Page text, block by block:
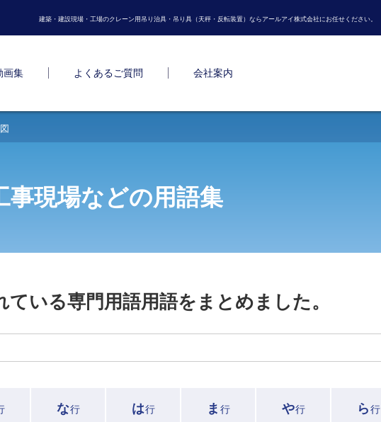
建築・建設現場・工場のクレーン用吊り治具・吊り具（天秤・反転装置）ならアールアイ株式会社にお任せください。
画集 よくあるご質問 会社案内
事現場などの用語集
いる専門用語用語をまとめました。
な行 は行 ま 行 や行 ら行